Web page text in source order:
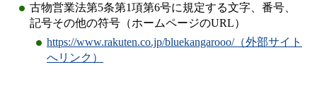
古物営業法第5条第1項第6号に規定する文字、番号、
記号その他の符号（ホームページのURL）
https://www.rakuten.co.jp/bluekangarooo/（外部サイト
へリンク）